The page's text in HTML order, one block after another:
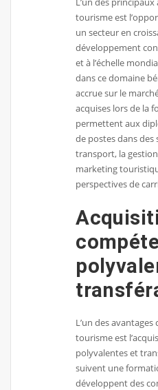
tourisme est
un secteur en
développement
et à l’échelle
dans ce domaine
accrue sur le
acquises lors de la
permettent aux
de postes dans des
transport, la
marketing
perspectives de
L’un des
tourisme est
polyvalentes et
suivent une
développent des